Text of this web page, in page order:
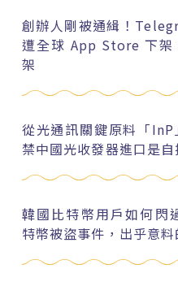
創辦人剛被通緝！
遭全球 App Store 下架
架
從光通訊關鍵原料「
禁中國光收發器進口是自
韓國比特幣用戶如何閃
特幣被盜事件，出乎意